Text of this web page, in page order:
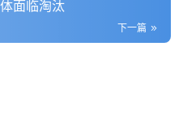
面临淘汰
下一篇